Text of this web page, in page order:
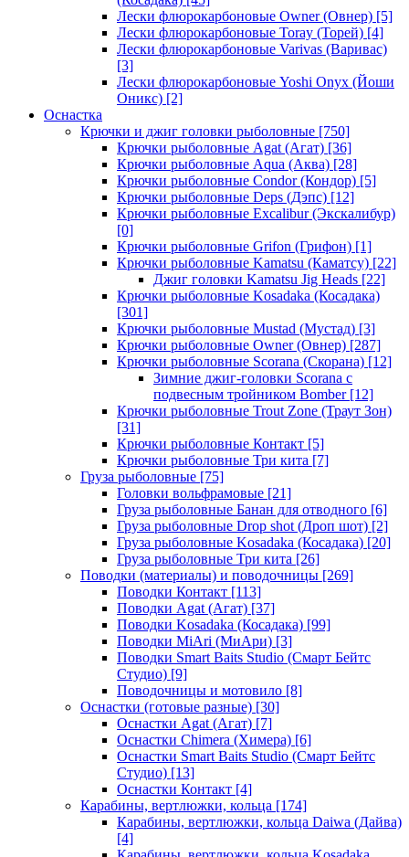
Лески флюрокарбоновые Owner (Овнер) [5]
Лески флюрокарбоновые Toray (Торей) [4]
Лески флюрокарбоновые Varivas (Варивас)
[3]
Лески флюрокарбоновые Yoshi Onyx (Йоши
Оникс) [2]
Оснастка
Крючки и джиг головки рыболовные [750]
Крючки рыболовные Agat (Агат) [36]
Крючки рыболовные Aqua (Аква) [28]
Крючки рыболовные Condor (Кондор) [5]
Крючки рыболовные Deps (Дэпс) [12]
Крючки рыболовные Excalibur (Экскалибур)
[0]
Крючки рыболовные Grifon (Грифон) [1]
Крючки рыболовные Kamatsu (Каматсу) [22]
Джиг головки Kamatsu Jig Heads [22]
Крючки рыболовные Kosadaka (Косадака)
[301]
Крючки рыболовные Mustad (Мустад) [3]
Крючки рыболовные Owner (Овнер) [287]
Крючки рыболовные Scorana (Скорана) [12]
Зимние джиг-головки Scorana с
подвесным тройником Bomber[12]
Крючки рыболовные Trout Zone (Траут Зон)
[31]
Крючки рыболовные Контакт [5]
Крючки рыболовные Три кита [7]
Груза рыболовные [75]
Головки вольфрамовые [21]
Груза рыболовные Банан для отводного [6]
Груза рыболовные Drop shot (Дроп шот) [2]
Груза рыболовные Kosadaka (Косадака) [20]
Груза рыболовные Три кита [26]
Поводки (материалы) и поводочницы [269]
Поводки Контакт [113]
Поводки Agat (Агат) [37]
Поводки Kosadaka (Косадака) [99]
Поводки MiAri (МиАри) [3]
Поводки Smart Baits Studio (Смарт Бейтс
Студио) [9]
Поводочницы и мотовило [8]
Оснастки (готовые разные) [30]
Оснастки Agat (Агат) [7]
Оснастки Chimera (Химера) [6]
Оснастки Smart Baits Studio (Смарт Бейтс
Студио) [13]
Оснастки Контакт [4]
Карабины, вертлюжки, кольца [174]
Карабины, вертлюжки, кольца Daiwa (Дайва)
[4]